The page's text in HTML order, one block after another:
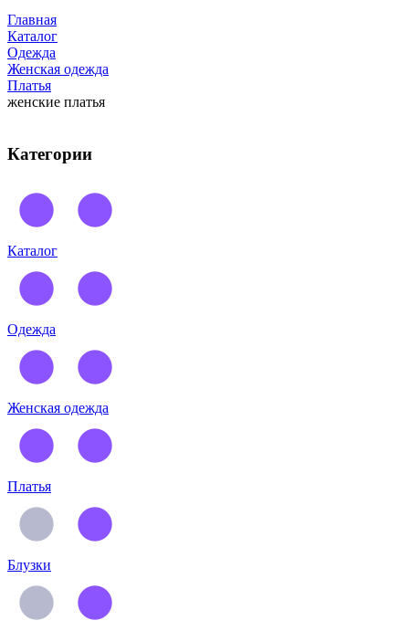
Главная
Каталог
Одежда
Женская одежда
Платья
женские платья
Категории
Каталог
Одежда
Женская одежда
Платья
Блузки